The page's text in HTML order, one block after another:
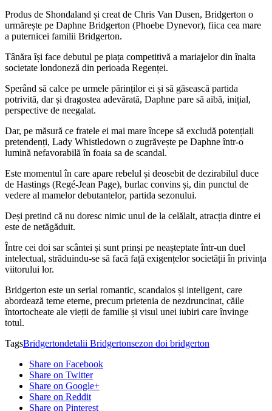
Produs de Shondaland și creat de Chris Van Dusen, Bridgerton o
urmărește pe Daphne Bridgerton (Phoebe Dynevor), fiica cea mare
a puternicei familii Bridgerton.
Tânăra își face debutul pe piața competitivă a mariajelor din înalta
societate londoneză din perioada Regenței.
Sperând să calce pe urmele părinților ei și să găsească partida
potrivită, dar și dragostea adevărată, Daphne pare să aibă, inițial,
perspective de neegalat.
Dar, pe măsură ce fratele ei mai mare începe să excludă potențiali
pretendenți, Lady Whistledown o zugrăvește pe Daphne într-o
lumină nefavorabilă în foaia sa de scandal.
Este momentul în care apare rebelul și deosebit de dezirabilul duce
de Hastings (Regé-Jean Page), burlac convins și, din punctul de
vedere al mamelor debutantelor, partida sezonului.
Deși pretind că nu doresc nimic unul de la celălalt, atracția dintre ei
este de netăgăduit.
Între cei doi sar scântei și sunt prinși pe neașteptate într-un duel
intelectual, străduindu-se să facă față exigențelor societății în privința
viitorului lor.
Bridgerton este un serial romantic, scandalos și inteligent, care
abordează teme eterne, precum prietenia de nezdruncinat, căile
întortocheate ale vieții de familie și visul unei iubiri care învinge
totul.
TagsBridgertondetalii Bridgertonsezon doi bridgerton
Share on Facebook
Share on Twitter
Share on Google+
Share on Reddit
Share on Pinterest